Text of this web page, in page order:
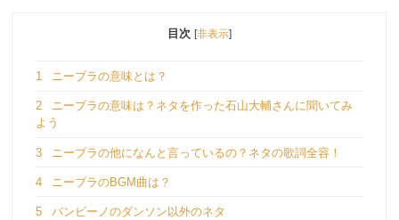
目次 [非表示]
1 ニーブラの意味とは？
2
ニーブラの意味は？ネタを作った石山大輔さんに聞いてみ
よう
3 ニーブラの他になんと言っているの？ネタの歌詞全容！
4 ニーブラのBGM曲は？
5 バンビーノのダンソン以外のネタ